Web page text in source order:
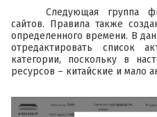
Следующая группа
сайтов. Правила также
определенного времени. В
отредактировать список
категории, поскольку в
ресурсов – китайские и мало